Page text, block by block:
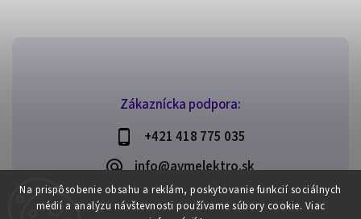
Na prispôsobenie obsahu a reklám, poskytovanie funkcií sociálnych
médií a analýzu návštevnosti používame súbory cookie. Viac
Zákaznícka podpora:
+421 418 775 035
info@avmelektro.sk